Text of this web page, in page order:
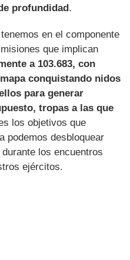
profundidad .
en el componente
que implican
a 103.683, con
conquistando nidos
para generar
tropas a las que
los objetivos que
podemos desbloquear
los encuentros
ejércitos.